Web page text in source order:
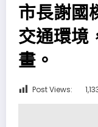
市長謝國
交通環境
畫。
Post Views: